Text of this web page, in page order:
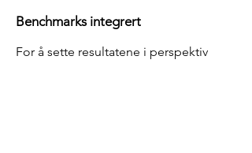
Benchmarks integrert
For å sette resultatene i perspektiv